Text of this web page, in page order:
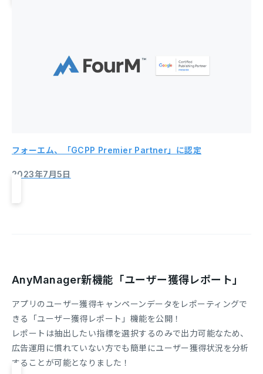
フォーエム、「GCPP Premier Partner」に認定
2023年7月5日
AnyManager新機能「ユーザー獲得レポート」
アプリのユーザー獲得キャンペーンデータをレポーティングで
きる「ユーザー獲得レポート」機能を公開！
レポートは抽出したい指標を選択するのみで出力可能なため、
広告運用に慣れていない方でも簡単にユーザー獲得状況を分析
することが可能となりました！